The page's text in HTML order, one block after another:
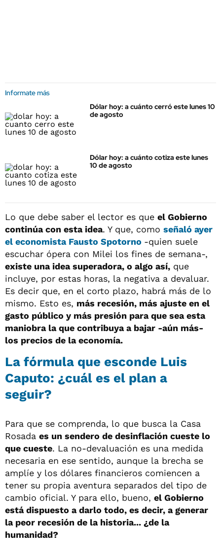
Informate más
Dólar hoy: a cuánto cerró este lunes 10
de agosto
Dólar hoy: a cuánto cotiza este lunes
10 de agosto
Lo que debe saber el lector es que el Gobierno
continúa con esta idea. Y que, como señaló ayer
el economista Fausto Spotorno -quien suele
escuchar ópera con Milei los fines de semana-,
existe una idea superadora, o algo así, que
incluye, por estas horas, la negativa a devaluar.
Es decir que, en el corto plazo, habrá más de lo
mismo. Esto es, más recesión, más ajuste en el
gasto público y más presión para que sea esta
maniobra la que contribuya a bajar -aún más-
los precios de la economía.
La fórmula que esconde Luis
Caputo: ¿cuál es el plan a
seguir?
Para que se comprenda, lo que busca la Casa
Rosada es un sendero de desinflación cueste lo
que cueste. La no-devaluación es una medida
necesaria en ese sentido, aunque la brecha se
amplíe y los dólares financieros comiencen a
tener su propia aventura separados del tipo de
cambio oficial. Y para ello, bueno, el Gobierno
está dispuesto a darlo todo, es decir, a generar
la peor recesión de la historia... ¿de la
humanidad?